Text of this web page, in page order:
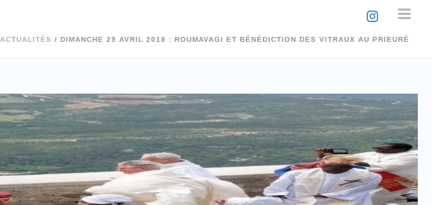
ACTUALITÉS / DIMANCHE 29 AVRIL 2018 : ROUMAVAGI ET BÉNÉDICTION DES VITRAUX AU PRIEURÉ